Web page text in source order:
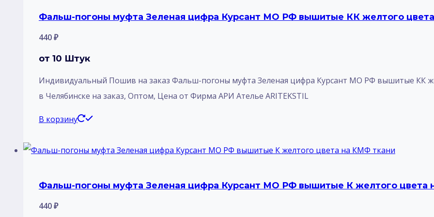
Фальш-погоны муфта Зеленая цифра Курсант МО РФ вышитые КК желтого
440₽
от 10 Штук
Индивидуальный Пошив на заказ Фальш-погоны муфта Зеленая цифра Курсант МО РФ вышитые
в Челябинске на заказ, Оптом, Цена от Фирма АРИ Ателье ARITEKSTIL
В корзину
Фальш-погоны муфта Зеленая цифра Курсант МО РФ вышитые К желтого цвета
440₽